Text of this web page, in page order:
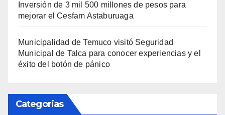
Inversión de 3 mil 500 millones de pesos para
mejorar el Cesfam Astaburuaga
Municipalidad de Temuco visitó Seguridad
Municipal de Talca para conocer experiencias y el
éxito del botón de pánico
Categorias